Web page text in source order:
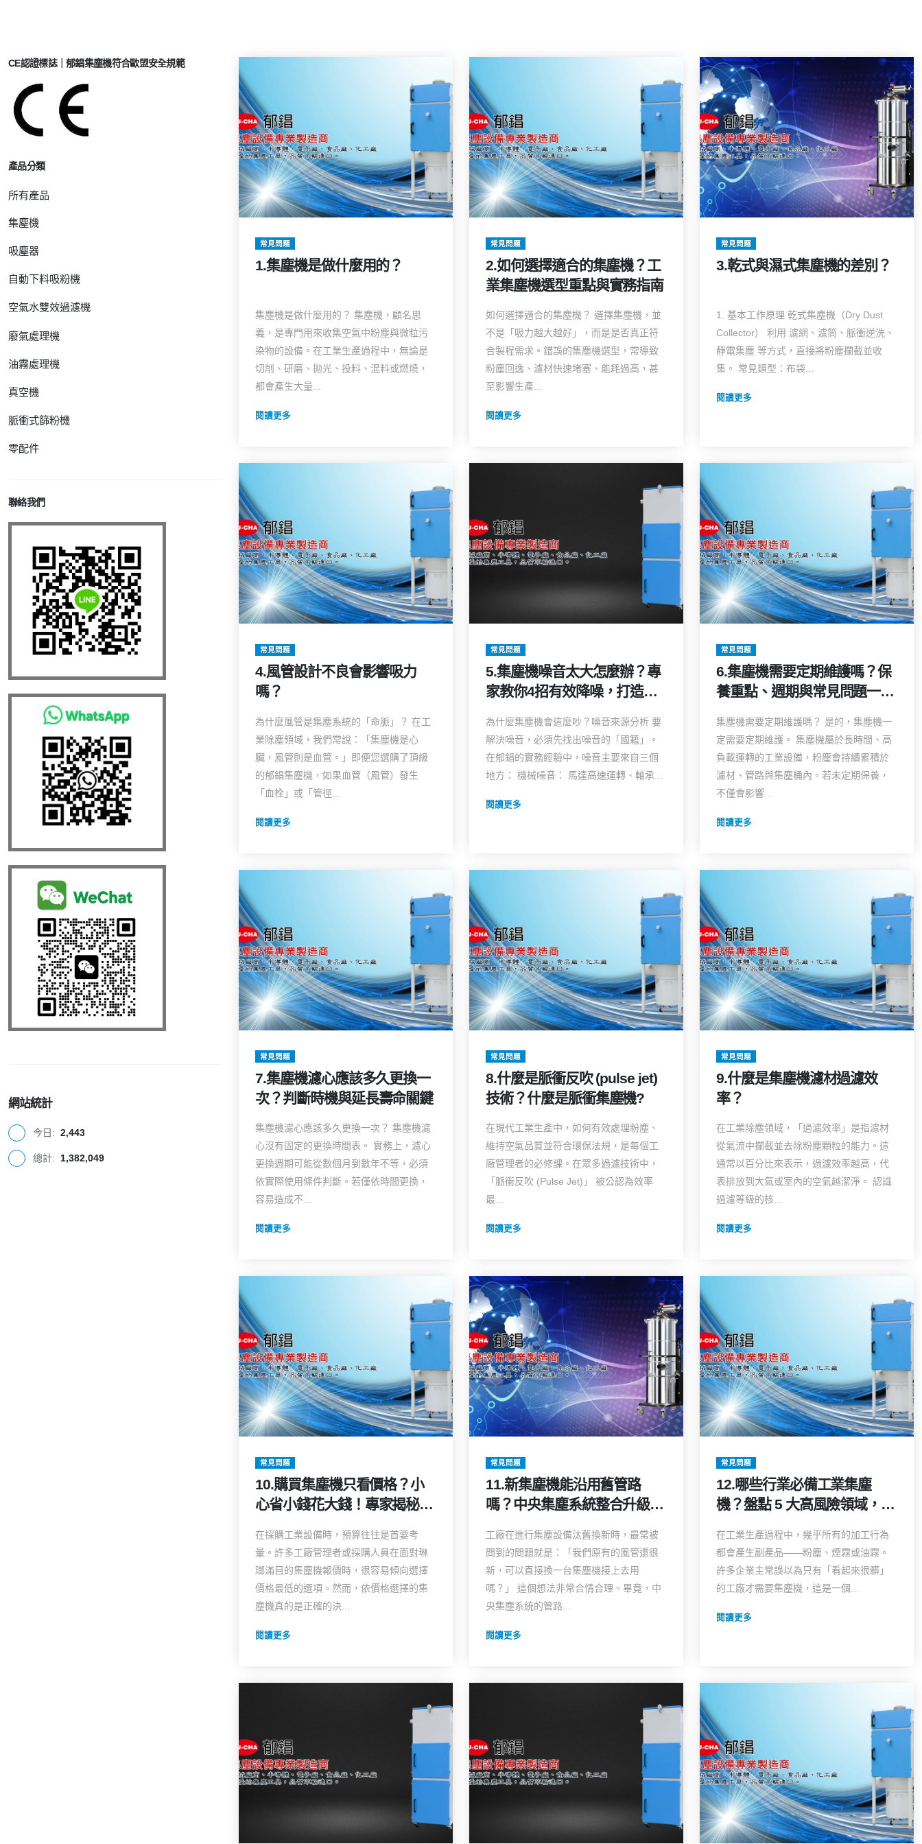
CE認證標誌｜郁錩集塵機符合歐盟安全規範
產品分類
所有產品
集塵機
吸塵器
自動下料吸粉機
空氣水雙效過濾機
廢氣處理機
油霧處理機
真空機
脈衝式篩粉機
零配件
聯絡我們
網站統計
今日: 2,443
總計: 1,382,049
常見問題
1.集塵機是做什麼用的？
集塵機是做什麼用的？ 集塵機，顧名思
義，是專門用來收集空氣中粉塵與微粒污
染物的設備。在工業生產過程中，無論是
切削、研磨、拋光、投料、混料或燃燒，
都會產生大量...
閱讀更多
常見問題
2.如何選擇適合的集塵機？工
業集塵機選型重點與實務指南
如何選擇適合的集塵機？ 選擇集塵機，並
不是「吸力越大越好」，而是是否真正符
合製程需求。錯誤的集塵機選型，常導致
粉塵回逸、濾材快速堵塞、能耗過高，甚
至影響生產...
閱讀更多
常見問題
3.乾式與濕式集塵機的差別？
1. 基本工作原理 乾式集塵機（Dry Dust
Collector） 利用 濾網、濾筒、脈衝逆洗、
靜電集塵 等方式，直接將粉塵攔截並收
集。 常見類型：布袋...
閱讀更多
常見問題
4.風管設計不良會影響吸力
嗎？
為什麼風管是集塵系統的「命脈」？ 在工
業除塵領域，我們常說：「集塵機是心
臟，風管則是血管。」即便您選購了頂級
的郁錩集塵機，如果血管（風管）發生
「血栓」或「管徑...
閱讀更多
常見問題
5.集塵機噪音太大怎麼辦？專
家教你4招有效降噪，打造靜
為什麼集塵機會這麼吵？噪音來源分析 要
解決噪音，必須先找出噪音的「國籍」。
在郁錩的實務經驗中，噪音主要來自三個
地方： 機械噪音： 馬達高速運轉、軸承...
閱讀更多
常見問題
6.集塵機需要定期維護嗎？保
養重點、週期與常見問題一次
集塵機需要定期維護嗎？ 是的，集塵機一
定需要定期維護。 集塵機屬於長時間、高
負載運轉的工業設備，粉塵會持續累積於
濾材、管路與集塵桶內。若未定期保養，
不僅會影響...
閱讀更多
常見問題
7.集塵機濾心應該多久更換一
次？判斷時機與延長壽命關鍵
集塵機濾心應該多久更換一次？ 集塵機濾
心沒有固定的更換時間表。 實務上，濾心
更換週期可能從數個月到數年不等，必須
依實際使用條件判斷。若僅依時間更換，
容易造成不...
閱讀更多
常見問題
8.什麼是脈衝反吹 (pulse jet)
技術？什麼是脈衝集塵機?
在現代工業生產中，如何有效處理粉塵、
維持空氣品質並符合環保法規，是每個工
廠管理者的必修課。在眾多過濾技術中，
「脈衝反吹 (Pulse Jet)」 被公認為效率
最...
閱讀更多
常見問題
9.什麼是集塵機濾材過濾效
率？
在工業除塵領域，「過濾效率」是指濾材
從氣流中攔截並去除粉塵顆粒的能力。這
通常以百分比來表示，過濾效率越高，代
表排放到大氣或室內的空氣越潔淨。 認識
過濾等級的核...
閱讀更多
常見問題
10.購買集塵機只看價格？小
心省小錢花大錢！專家揭秘 5
在採購工業設備時，預算往往是首要考
量。許多工廠管理者或採購人員在面對琳
瑯滿目的集塵機報價時，很容易傾向選擇
價格最低的選項。然而，依價格選擇的集
塵機真的是正確的決...
閱讀更多
常見問題
11.新集塵機能沿用舊管路
嗎？中央集塵系統整合升級的
工廠在進行集塵設備汰舊換新時，最常被
問到的問題就是：「我們原有的風管還很
新，可以直接換一台集塵機接上去用
嗎？」 這個想法非常合情合理。畢竟，中
央集塵系統的管路...
閱讀更多
常見問題
12.哪些行業必備工業集塵
機？盤點 5 大高風險領域，缺
機！
在工業生產過程中，幾乎所有的加工行為
都會產生副產品——粉塵、煙霧或油霧。
許多企業主常誤以為只有「看起來很髒」
的工廠才需要集塵機，這是一個...
閱讀更多